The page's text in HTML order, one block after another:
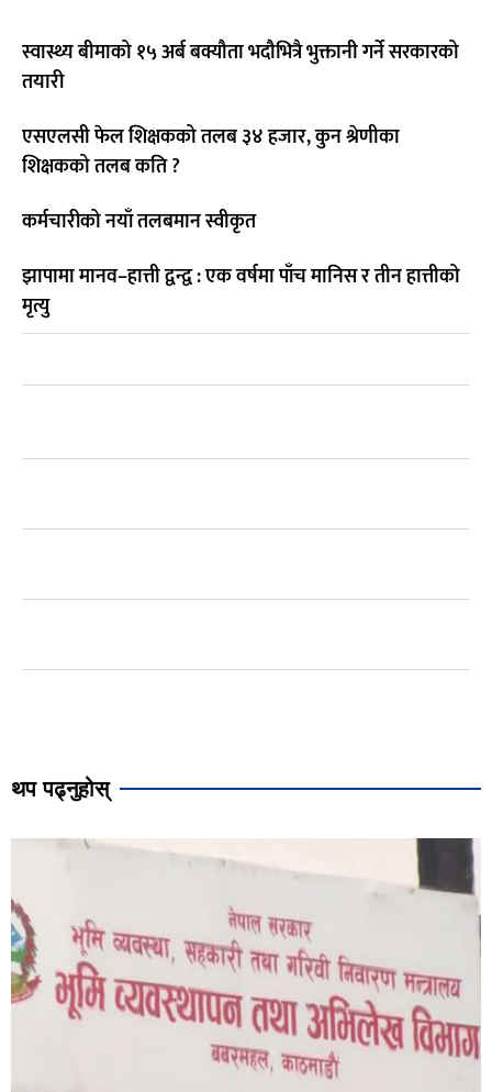
स्वास्थ्य बीमाको १५ अर्ब बक्यौता भदौभित्रै भुक्तानी गर्ने सरकारको
तयारी
एसएलसी फेल शिक्षकको तलब ३४ हजार, कुन श्रेणीका
शिक्षकको तलब कति ?
कर्मचारीको नयाँ तलबमान स्वीकृत
झापामा मानव–हात्ती द्वन्द्व : एक वर्षमा पाँच मानिस र तीन हात्तीको
मृत्यु
थप पढ्नुहोस्